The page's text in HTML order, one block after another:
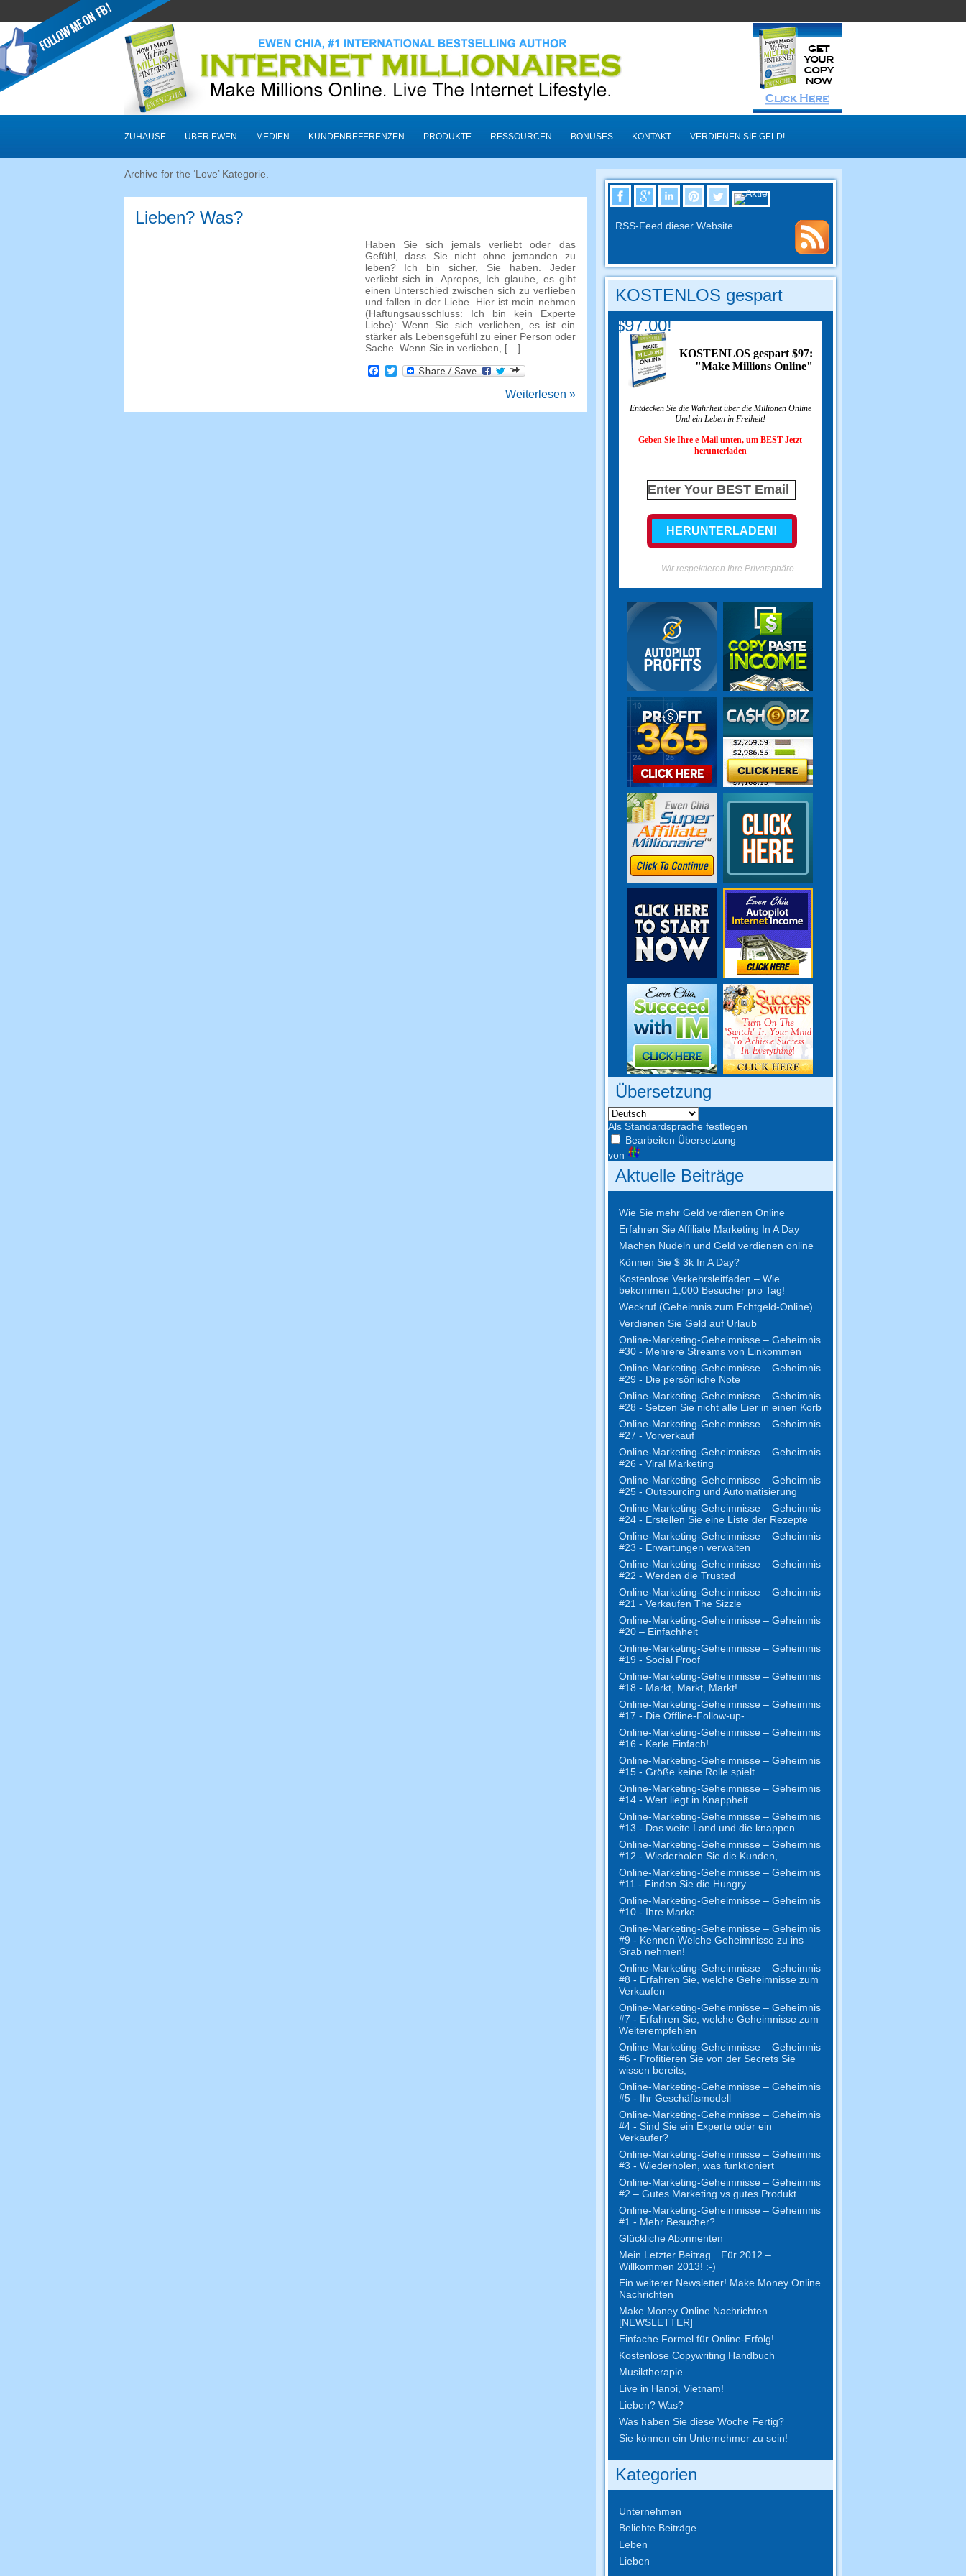
ZUHAUSE ÜBER EWEN MEDIEN KUNDENREFERENZEN PRODUKTE RESSOURCEN BONUSES KONTAKT VERDIENEN SIE GELD!
Archive for the ‘Love’ Kategorie.
Lieben? Was?
Haben Sie sich jemals verliebt oder das
Gefühl, dass Sie nicht ohne jemanden zu
leben? Ich bin sicher, Sie haben. Jeder
verliebt sich in. Apropos, Ich glaube, es gibt
einen Unterschied zwischen sich zu verlieben
und fallen in der Liebe. Hier ist mein nehmen
(Haftungsausschluss: Ich bin kein Experte
Liebe): Wenn Sie sich verlieben, es ist ein
stärker als Lebensgefühl zu einer Person oder
Sache. Wenn Sie in verlieben, […]
Facebook
Twitter
Weiterlesen »
RSS-Feed dieser Website.
KOSTENLOS gespart
$97.00!
KOSTENLOS gespart $97:
"Make Millions Online"
Entdecken Sie die Wahrheit über die Millionen Online
Und ein Leben in Freiheit!
Geben Sie Ihre e-Mail unten, um BEST Jetzt
herunterladen
Wir respektieren Ihre Privatsphäre
Übersetzung
Als Standardsprache festlegen
Bearbeiten Übersetzung
von
Aktuelle Beiträge
Wie Sie mehr Geld verdienen Online
Erfahren Sie Affiliate Marketing In A Day
Machen Nudeln und Geld verdienen online
Können Sie $ 3k In A Day?
Kostenlose Verkehrsleitfaden – Wie
bekommen 1,000 Besucher pro Tag!
Weckruf (Geheimnis zum Echtgeld-Online)
Verdienen Sie Geld auf Urlaub
Online-Marketing-Geheimnisse – Geheimnis
#30 - Mehrere Streams von Einkommen
Online-Marketing-Geheimnisse – Geheimnis
#29 - Die persönliche Note
Online-Marketing-Geheimnisse – Geheimnis
#28 - Setzen Sie nicht alle Eier in einen Korb
Online-Marketing-Geheimnisse – Geheimnis
#27 - Vorverkauf
Online-Marketing-Geheimnisse – Geheimnis
#26 - Viral Marketing
Online-Marketing-Geheimnisse – Geheimnis
#25 - Outsourcing und Automatisierung
Online-Marketing-Geheimnisse – Geheimnis
#24 - Erstellen Sie eine Liste der Rezepte
Online-Marketing-Geheimnisse – Geheimnis
#23 - Erwartungen verwalten
Online-Marketing-Geheimnisse – Geheimnis
#22 - Werden die Trusted
Online-Marketing-Geheimnisse – Geheimnis
#21 - Verkaufen The Sizzle
Online-Marketing-Geheimnisse – Geheimnis
#20 – Einfachheit
Online-Marketing-Geheimnisse – Geheimnis
#19 - Social Proof
Online-Marketing-Geheimnisse – Geheimnis
#18 - Markt, Markt, Markt!
Online-Marketing-Geheimnisse – Geheimnis
#17 - Die Offline-Follow-up-
Online-Marketing-Geheimnisse – Geheimnis
#16 - Kerle Einfach!
Online-Marketing-Geheimnisse – Geheimnis
#15 - Größe keine Rolle spielt
Online-Marketing-Geheimnisse – Geheimnis
#14 - Wert liegt in Knappheit
Online-Marketing-Geheimnisse – Geheimnis
#13 - Das weite Land und die knappen
Online-Marketing-Geheimnisse – Geheimnis
#12 - Wiederholen Sie die Kunden,
Online-Marketing-Geheimnisse – Geheimnis
#11 - Finden Sie die Hungry
Online-Marketing-Geheimnisse – Geheimnis
#10 - Ihre Marke
Online-Marketing-Geheimnisse – Geheimnis
#9 - Kennen Welche Geheimnisse zu ins
Grab nehmen!
Online-Marketing-Geheimnisse – Geheimnis
#8 - Erfahren Sie, welche Geheimnisse zum
Verkaufen
Online-Marketing-Geheimnisse – Geheimnis
#7 - Erfahren Sie, welche Geheimnisse zum
Weiterempfehlen
Online-Marketing-Geheimnisse – Geheimnis
#6 - Profitieren Sie von der Secrets Sie
wissen bereits,
Online-Marketing-Geheimnisse – Geheimnis
#5 - Ihr Geschäftsmodell
Online-Marketing-Geheimnisse – Geheimnis
#4 - Sind Sie ein Experte oder ein
Verkäufer?
Online-Marketing-Geheimnisse – Geheimnis
#3 - Wiederholen, was funktioniert
Online-Marketing-Geheimnisse – Geheimnis
#2 – Gutes Marketing vs gutes Produkt
Online-Marketing-Geheimnisse – Geheimnis
#1 - Mehr Besucher?
Glückliche Abonnenten
Mein Letzter Beitrag…Für 2012 –
Willkommen 2013! :-)
Ein weiterer Newsletter! Make Money Online
Nachrichten
Make Money Online Nachrichten
[NEWSLETTER]
Einfache Formel für Online-Erfolg!
Kostenlose Copywriting Handbuch
Musiktherapie
Live in Hanoi, Vietnam!
Lieben? Was?
Was haben Sie diese Woche Fertig?
Sie können ein Unternehmer zu sein!
Kategorien
Unternehmen
Beliebte Beiträge
Leben
Lieben